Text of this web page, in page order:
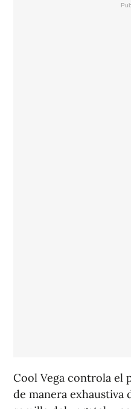
Cool Vega controla el
de manera exhaustiva